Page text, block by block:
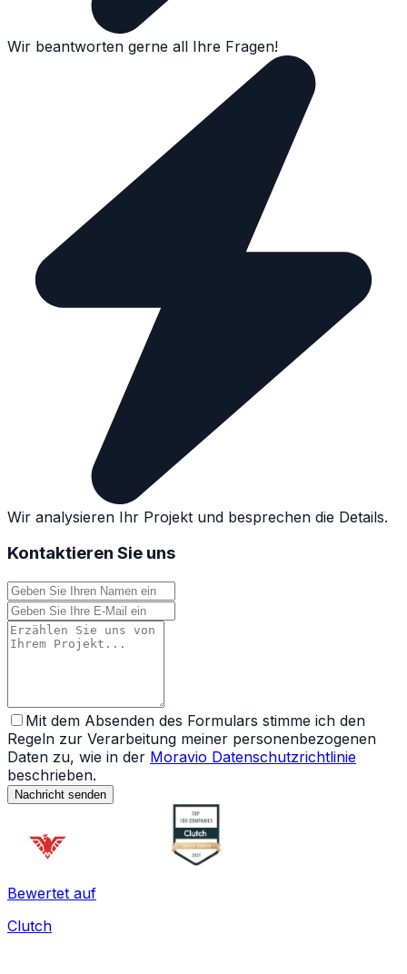
Wir beantworten gerne all Ihre Fragen!
Wir analysieren Ihr Projekt und besprechen die Details.
Kontaktieren Sie uns
Mit dem Absenden des Formulars stimme ich den
Regeln zur Verarbeitung meiner personenbezogenen
Daten zu, wie in der Moravio Datenschutzrichtlinie
beschrieben.
Nachricht senden
Bewertet auf
Clutch